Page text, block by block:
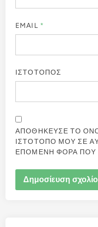
EMAIL *
ΙΣΤΟΤΟΠΟΣ
ΑΠΟΘΗΚΕΥΣΕ ΤΟ
ΙΣΤΟΤΟΠΟ ΜΟΥ ΣΕ
ΕΠΟΜΕΝΗ ΦΟΡΑ ΠΟΥ